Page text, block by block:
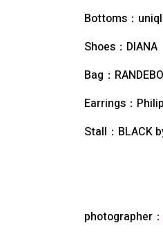
Bottoms：
Shoes：DIANA
Bag：
Earrings：
Stall：BLACK
photographer：